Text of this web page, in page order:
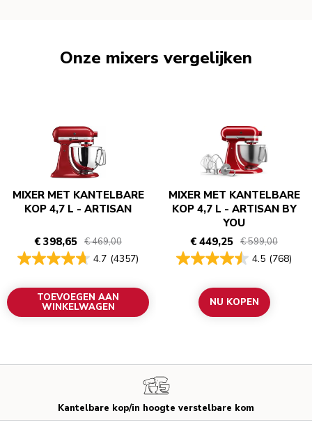
Onze mixers vergelijken
MIXER MET KANTELBARE
KOP 4,7 L - ARTISAN
€ 398,65 € 469,00
4.7 (4357)
TOEVOEGEN AAN
WINKELWAGEN
MIXER MET KANTELBARE
KOP 4,7 L - ARTISAN BY
YOU
€ 449,25 € 599,00
4.5 (768)
NU KOPEN
Kantelbare kop/in hoogte verstelbare kom